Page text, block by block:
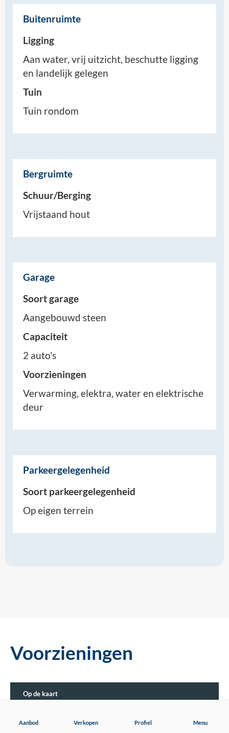
Buitenruimte
Ligging
Aan water, vrij uitzicht, beschutte ligging
en landelijk gelegen
Tuin
Tuin rondom
Bergruimte
Schuur/Berging
Vrijstaand hout
Garage
Soort garage
Aangebouwd steen
Capaciteit
2 auto's
Voorzieningen
Verwarming, elektra, water en elektrische
deur
Parkeergelegenheid
Soort parkeergelegenheid
Op eigen terrein
Voorzieningen
Op de kaart
Aanbod
Aanbod Verkopen Profiel Menu